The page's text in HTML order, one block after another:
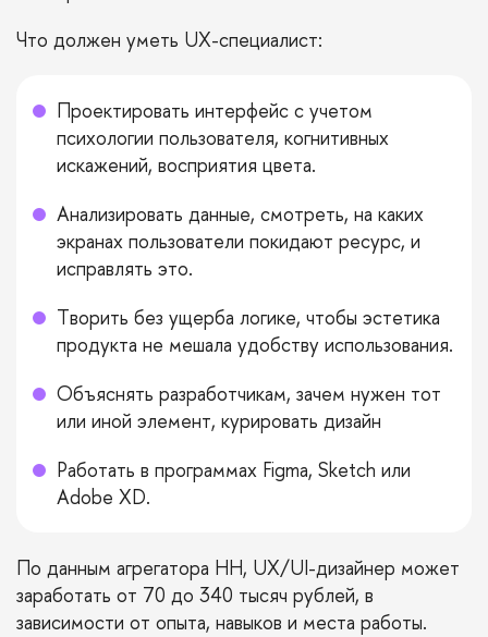
Что должен уметь UX-специалист:
Проектировать интерфейс с учетом
психологии пользователя, когнитивных
искажений, восприятия цвета.
Анализировать данные, смотреть, на каких
экранах пользователи покидают ресурс, и
исправлять это.
Творить без ущерба логике, чтобы эстетика
продукта не мешала удобству использования.
Объяснять разработчикам, зачем нужен тот
или иной элемент, курировать дизайн
Работать в программах Figma, Sketch или
Adobe XD.
По данным агрегатора HH, UX/UI-дизайнер может
заработать от 70 до 340 тысяч рублей, в
зависимости от опыта, навыков и места работы.